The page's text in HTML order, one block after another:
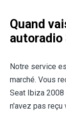
Quand
autoradio
Notre service
marché. Vous
Seat Ibiza
n'avez pas reçu